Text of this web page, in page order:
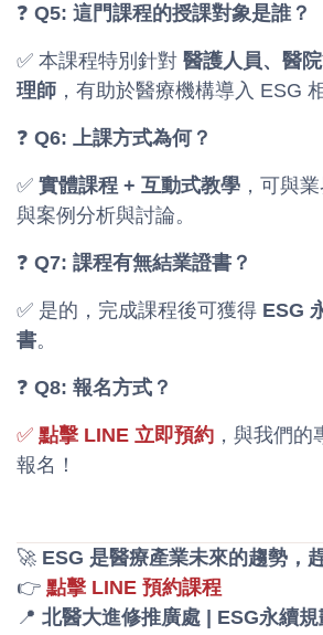
❓ Q5: 這門課程的授課對象是誰？
✅ 本課程特別針對 醫護人員、醫
理師 ，有助於醫療機構導入 ESG
❓ Q6: 上課方式為何？
✅ 實體課程 + 互動式教學 ，可與
與案例分析與討論。
❓ Q7: 課程有無結業證書？
✅ 是的，完成課程後可獲得 ESG
書。
❓ Q8: 報名方式？
✅ 點擊 LINE 立即預約 ，與我們
報名！
🚀 ESG 是醫療產業未來的趨勢，
👉 點擊 LINE 預約課程
📍 北醫大進修推廣處 | ESG永續